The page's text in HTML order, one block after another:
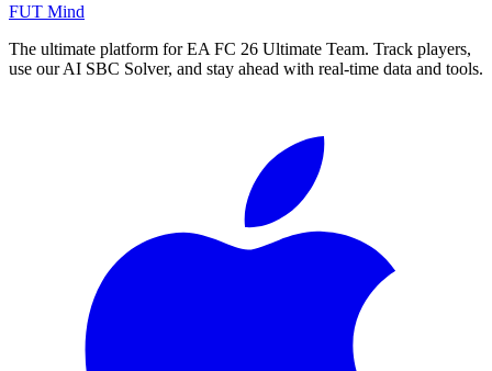
FUT Mind
The ultimate platform for EA FC 26 Ultimate Team. Track players,
use our AI SBC Solver, and stay ahead with real-time data and tools.